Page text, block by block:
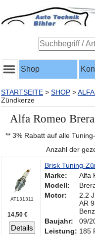
Shop
STARTSEITE > SHOP >
Zündkerze
Alfa Romeo
** 3% Rabatt auf alle
Anzahl der
AT131311
14,50 €
Details
Brisk Tuning-
Marke:
Alfa
Modell:
Motor:
2.2
AR
Baujahr:
09/
Leistung: 185